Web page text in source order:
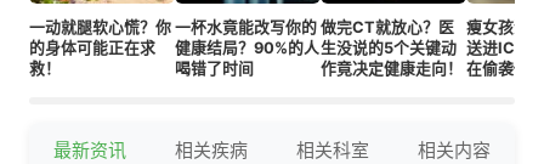
一动就腿软心慌？你
的身体可能正在求
救！
一杯水竟能改写你的
健康结局？90%的人
喝错了时间
做完CT就放心？医
生没说的5个关键动
作竟决定健康走向！
瘦女孩酒
送进ICU
在偷袭你
最新资讯 相关疾病 相关科室 相关内容